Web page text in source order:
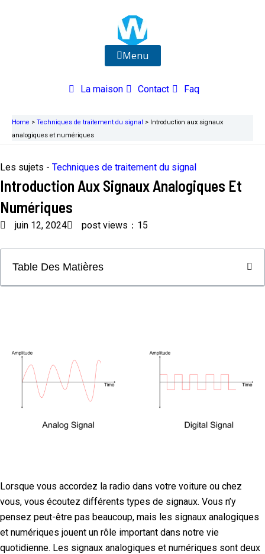
Menu
La maison Contact Faq
Home > Techniques de traitement du signal > Introduction aux signaux
analogiques et numériques
Les sujets - Techniques de traitement du signal
Introduction Aux Signaux Analogiques Et
Numériques
juin 12, 2024 post views：15
Table Des Matières
Lorsque vous accordez la radio dans votre voiture ou chez
vous, vous écoutez différents types de signaux. Vous n’y
pensez peut-être pas beaucoup, mais les signaux analogiques
et numériques jouent un rôle important dans notre vie
quotidienne. Les signaux analogiques et numériques sont deux